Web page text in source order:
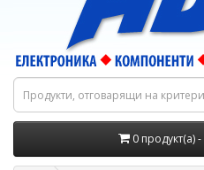
0 продукт(а)